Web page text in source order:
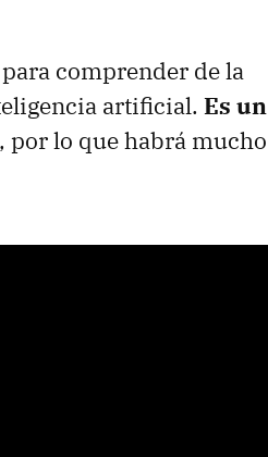
comprender de la
artificial. Es un
, por lo que habrá mucho